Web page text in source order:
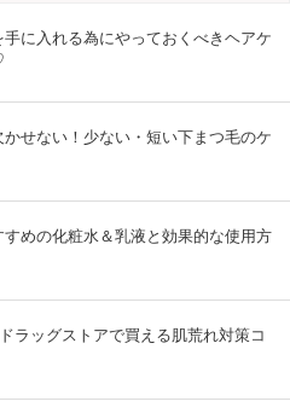
に入れる為にやっておくべきヘアケ
せない！少ない・短い下まつ毛のケ
めの化粧水＆乳液と効果的な使用方
ラッグストアで買える肌荒れ対策コ